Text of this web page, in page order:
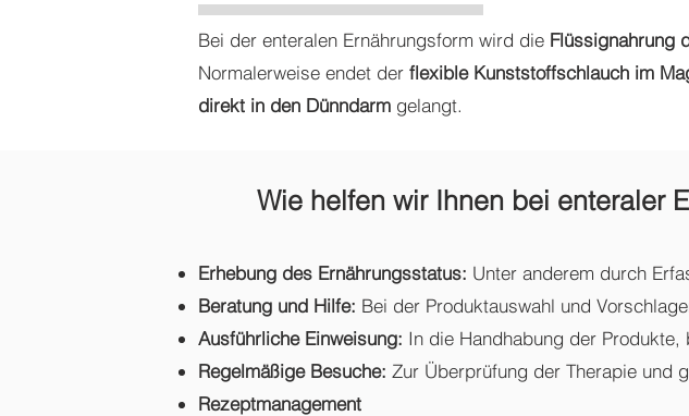
Bei der enteralen Ernährungsform wird die Flüssignahrung
Normalerweise endet der flexible Kunststoffschlauch im
direkt in den Dünndarm gelangt.
Wie helfen wir Ihnen bei enteraler
Erhebung des Ernährungsstatus: Unter anderem durch
Beratung und Hilfe: Bei der Produktauswahl und
Ausführliche Einweisung: In die Handhabung der
Regelmäßige Besuche: Zur Überprüfung der Therapie und
Rezeptmanagement